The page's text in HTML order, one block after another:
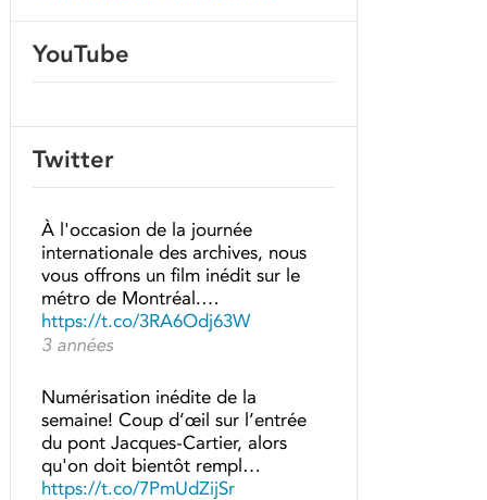
YouTube
Twitter
À l'occasion de la journée
internationale des archives, nous
vous offrons un film inédit sur le
métro de Montréal.…
https://t.co/3RA6Odj63W
3 années
Numérisation inédite de la
semaine! Coup d’œil sur l’entrée
du pont Jacques-Cartier, alors
qu'on doit bientôt rempl…
https://t.co/7PmUdZijSr